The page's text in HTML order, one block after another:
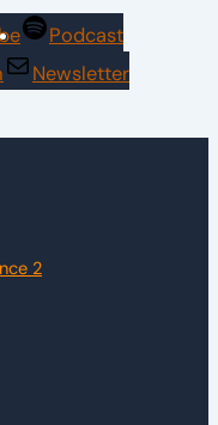
Podcast
Newsletter
2